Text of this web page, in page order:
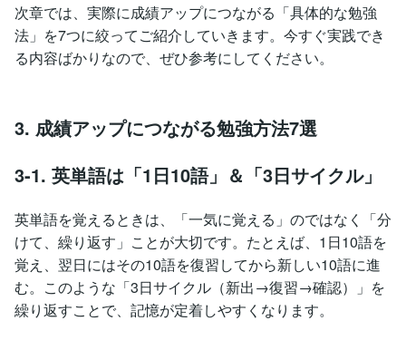
次章では、実際に成績アップにつながる「具体的な勉強
法」を7つに絞ってご紹介していきます。今すぐ実践でき
る内容ばかりなので、ぜひ参考にしてください。
3. 成績アップにつながる勉強方法7選
3-1. 英単語は「1日10語」＆「3日サイクル」
英単語を覚えるときは、「一気に覚える」のではなく「分
けて、繰り返す」ことが大切です。たとえば、1日10語を
覚え、翌日にはその10語を復習してから新しい10語に進
む。このような「3日サイクル（新出→復習→確認）」を
繰り返すことで、記憶が定着しやすくなります。